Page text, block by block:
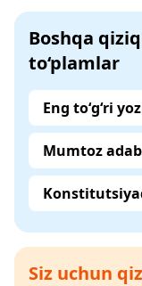
Boshqa
to‘plamlar
Eng to‘g‘ri
Mumtoz
Siz uchun